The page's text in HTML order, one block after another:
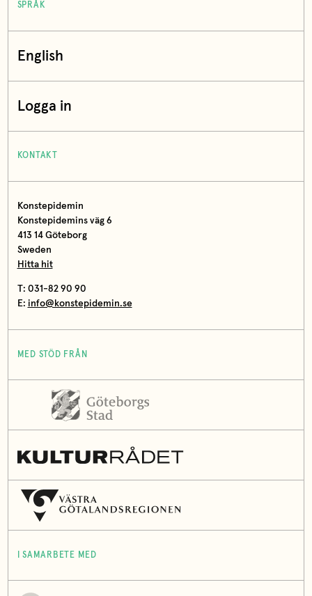
SPRÅK
English
Logga in
KONTAKT
Konstepidemin
Konstepidemins väg 6
413 14 Göteborg
Sweden
Hitta hit
T: 031-82 90 90
E: info@konstepidemin.se
MED STÖD FRÅN
I SAMARBETE MED